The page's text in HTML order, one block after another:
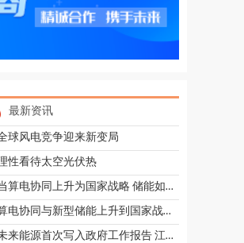
最新资讯
球风电竞争迎来新变局
性看待太空光伏热
当算电协同上升为国家战略 储能如何从配角走向中枢？
算电协同与新型储能上升到国家战略高度
未来能源首次写入政府工作报告 江苏超前技术布局新型储能、氢能、核聚变能